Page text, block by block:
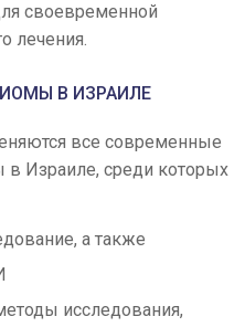
своевременной
лечения.
В ИЗРАИЛЕ
все современные
Израиле, среди которых
а также
исследования,